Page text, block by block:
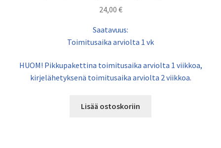
24,00 €
Saatavuus:
Toimitusaika arviolta 1 vk
HUOM! Pikkupakettina toimitusaika arviolta 1 viikkoa,
kirjelähetyksenä toimitusaika arviolta 2 viikkoa.
Lisää ostoskoriin